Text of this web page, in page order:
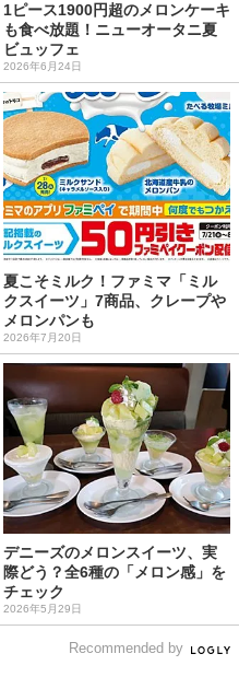
1ピース1900円超のメロンケーキ
も食べ放題！ニューオータニ夏
ビュッフェ
2026年6月24日
夏こそミルク！ファミマ「ミル
クスイーツ」7商品、クレープや
メロンパンも
2026年7月20日
デニーズのメロンスイーツ、実
際どう？全6種の「メロン感」を
チェック
2026年5月29日
Recommended by